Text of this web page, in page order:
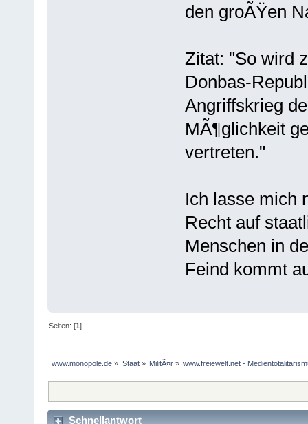
den groÃŸen
Zitat: "So wird
Donbas-
Angriffskrieg
MÃ¶glichkeit
vertreten."
Ich lasse mich
Recht auf
Menschen in
Feind kommt
Seiten: [1]
www.monopole.de » Staat» MilitÃ¤r» www.freiewelt.net -
Schnellantwort